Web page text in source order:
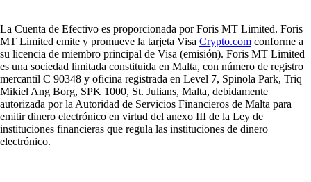
La Cuenta de Efectivo es proporcionada por Foris MT Limited. Foris
MT Limited emite y promueve la tarjeta Visa Crypto.com conforme a
su licencia de miembro principal de Visa (emisión). Foris MT Limited
es una sociedad limitada constituida en Malta, con número de registro
mercantil C 90348 y oficina registrada en Level 7, Spinola Park, Triq
Mikiel Ang Borg, SPK 1000, St. Julians, Malta, debidamente
autorizada por la Autoridad de Servicios Financieros de Malta para
emitir dinero electrónico en virtud del anexo III de la Ley de
instituciones financieras que regula las instituciones de dinero
electrónico.